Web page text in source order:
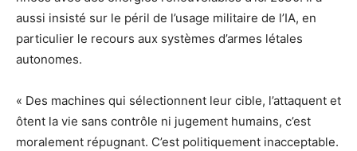
aussi insisté sur le péril de l’usage militaire de l’IA, en
particulier le recours aux systèmes d’armes létales
autonomes.
« Des machines qui sélectionnent leur cible, l’attaquent et
ôtent la vie sans contrôle ni jugement humains, c’est
moralement répugnant. C’est politiquement inacceptable.